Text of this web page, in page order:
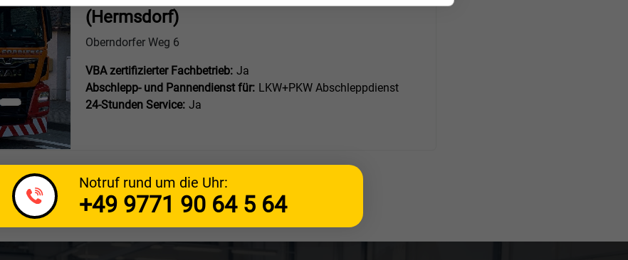
(Hermsdorf)
Oberndorfer Weg 6
VBA zertifizierter Fachbetrieb: Ja
Abschlepp- und Pannendienst für: LKW+PKW Abschleppdienst
24-Stunden Service: Ja
Notruf rund um die Uhr:
+49 9771 90 64 5 64